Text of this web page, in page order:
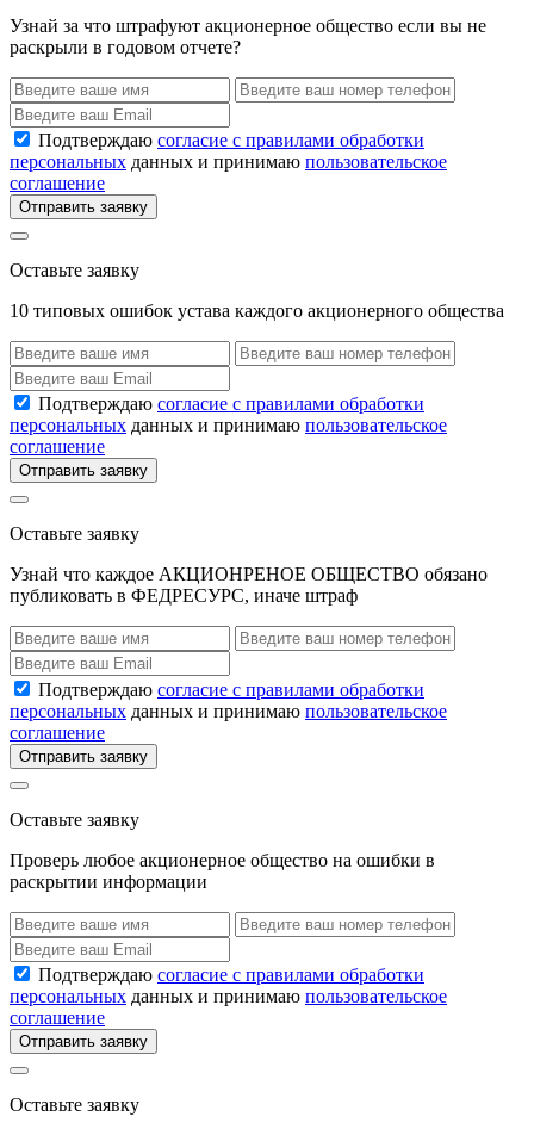
Узнай за что штрафуют акционерное общество если вы не
раскрыли в годовом отчете?
Подтверждаю согласие с правилами обработки
персональных данных и принимаю пользовательское
соглашение
Отправить заявку
Оставьте заявку
10 типовых ошибок устава каждого акционерного общества
Подтверждаю согласие с правилами обработки
персональных данных и принимаю пользовательское
соглашение
Отправить заявку
Оставьте заявку
Узнай что каждое АКЦИОНРЕНОЕ ОБЩЕСТВО обязано
публиковать в ФЕДРЕСУРС, иначе штраф
Подтверждаю согласие с правилами обработки
персональных данных и принимаю пользовательское
соглашение
Отправить заявку
Оставьте заявку
Проверь любое акционерное общество на ошибки в
раскрытии информации
Подтверждаю согласие с правилами обработки
персональных данных и принимаю пользовательское
соглашение
Отправить заявку
Оставьте заявку